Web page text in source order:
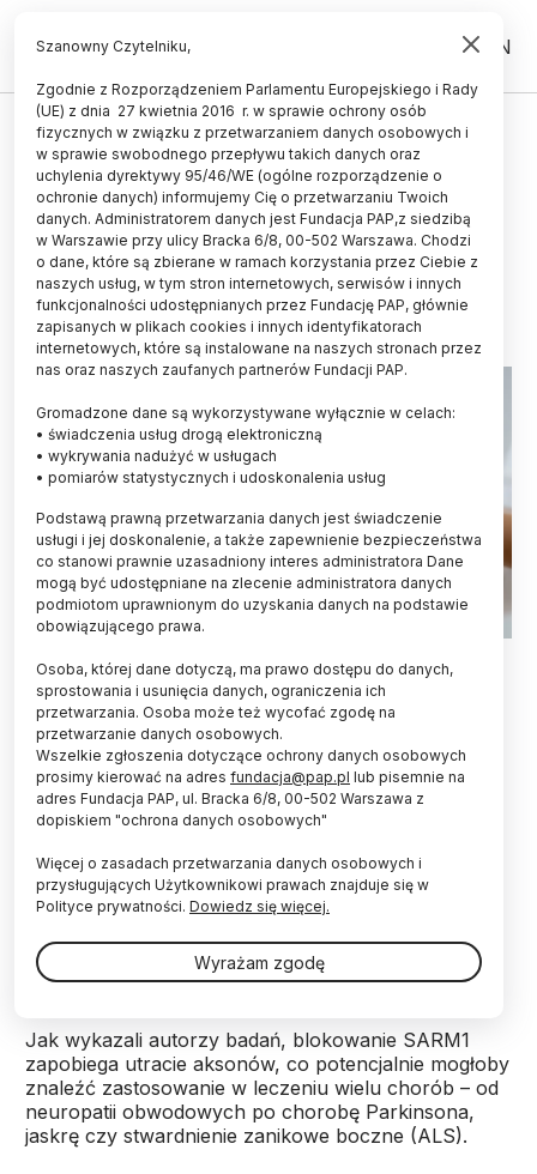
PL EN
ŚWIAT
Potencjalne nowe możliwości
leczenia chorób
neurodegeneracyjnych
04.11.2022
aktualizacja: 04.11.2022
3 minuty czytania
Działając na cząsteczkę SARM1 można by
potencjalnie leczyć choroby neurodegeneracyjne
w rodzaju parkinsona i alzheimera – informuje
„Journal of Clinical Investigation”.
Washington University School of Medicine w St.
Louis (USA). Cząsteczka ta ma kluczowe znaczenie
dla obumierania aksonów, wypustek łączących
komórki nerwowe ze sobą oraz doprowadzających
sygnały do mięśni czy gruczołów.
Jak wykazali autorzy badań, blokowanie SARM1
zapobiega utracie aksonów, co potencjalnie mogłoby
znaleźć zastosowanie w leczeniu wielu chorób – od
neuropatii obwodowych po chorobę Parkinsona,
jaskrę czy stwardnienie zanikowe boczne (ALS).
Szanowny Czytelniku,
Zgodnie z Rozporządzeniem Parlamentu Europejskiego i Rady
(UE) z dnia 27 kwietnia 2016 r. w sprawie ochrony osób
fizycznych w związku z przetwarzaniem danych osobowych i
w sprawie swobodnego przepływu takich danych oraz
uchylenia dyrektywy 95/46/WE (ogólne rozporządzenie o
ochronie danych) informujemy Cię o przetwarzaniu Twoich
danych. Administratorem danych jest Fundacja PAP,z siedzibą
w Warszawie przy ulicy Bracka 6/8, 00-502 Warszawa. Chodzi
o dane, które są zbierane w ramach korzystania przez Ciebie z
naszych usług, w tym stron internetowych, serwisów i innych
funkcjonalności udostępnianych przez Fundację PAP, głównie
zapisanych w plikach cookies i innych identyfikatorach
internetowych, które są instalowane na naszych stronach przez
nas oraz naszych zaufanych partnerów Fundacji PAP.
Gromadzone dane są wykorzystywane wyłącznie w celach:
• świadczenia usług drogą elektroniczną
• wykrywania nadużyć w usługach
• pomiarów statystycznych i udoskonalenia usług
Podstawą prawną przetwarzania danych jest świadczenie
usługi i jej doskonalenie, a także zapewnienie bezpieczeństwa
co stanowi prawnie uzasadniony interes administratora Dane
mogą być udostępniane na zlecenie administratora danych
podmiotom uprawnionym do uzyskania danych na podstawie
obowiązującego prawa.
Osoba, której dane dotyczą, ma prawo dostępu do danych,
sprostowania i usunięcia danych, ograniczenia ich
przetwarzania. Osoba może też wycofać zgodę na
przetwarzanie danych osobowych.
Wszelkie zgłoszenia dotyczące ochrony danych osobowych
prosimy kierować na adres fundacja@pap.pl lub pisemnie na
adres Fundacja PAP, ul. Bracka 6/8, 00-502 Warszawa z
dopiskiem "ochrona danych osobowych"
Więcej o zasadach przetwarzania danych osobowych i
przysługujących Użytkownikowi prawach znajduje się w
Polityce prywatności. Dowiedz się więcej.
Wyrażam zgodę